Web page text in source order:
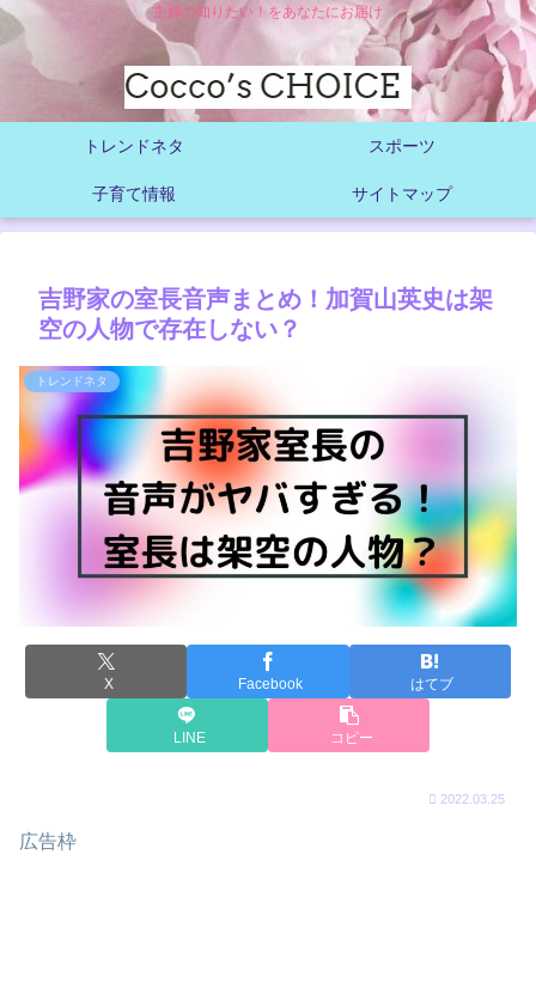
主婦の知りたい！をあなたにお届け
トレンドネタ スポーツ
子育て情報 サイトマップ
吉野家の室長音声まとめ！加賀山英史は架
空の人物で存在しない？
トレンドネタ
X Facebook はてブ
LINE コピー
2022.03.25
広告枠